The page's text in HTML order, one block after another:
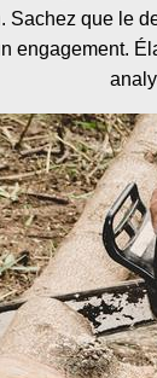
Sachez que le
engagement.